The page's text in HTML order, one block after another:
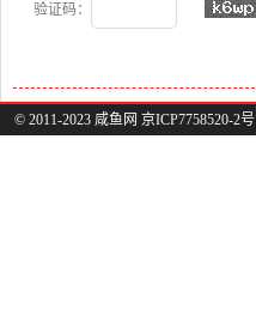
验证码：
© 2011-2023 咸鱼网 京ICP7758520-2号 |